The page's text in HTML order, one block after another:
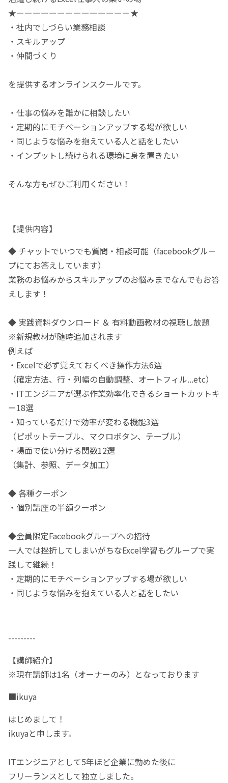
★ーーーーーーーーーーーーーー★
・社内でしづらい業務相談
・スキルアップ
・仲間づくり
を提供するオンラインスクールです。
・仕事の悩みを誰かに相談したい
・定期的にモチベーションアップする場が欲しい
・同じような悩みを抱えている人と話をしたい
・インプットし続けられる環境に身を置きたい
そんな方もぜひご利用ください！
【提供内容】
◆ チャットでいつでも質問・相談可能（facebookグルー
プにてお答えしています）
業務のお悩みからスキルアップのお悩みまでなんでもお答
えします！
◆ 実践資料ダウンロード ＆ 有料動画教材の視聴し放題
※新規教材が随時追加されます
例えば
・Excelで必ず覚えておくべき操作方法6選
（確定方法、行・列幅の自動調整、オートフィル...etc）
・ITエンジニアが選ぶ作業効率化できるショートカットキ
ー18選
・知っているだけで効率が変わる機能3選
（ピポットテーブル、マクロボタン、テーブル）
・場面で使い分ける関数12選
（集計、参照、データ加工）
◆ 各種クーポン
・個別講座の半額クーポン
◆会員限定Facebookグループへの招待
一人では挫折してしまいがちなExcel学習もグループで実
践して継続！
・定期的にモチベーションアップする場が欲しい
・同じような悩みを抱えている人と話をしたい
---------
【講師紹介】
※現在講師は1名（オーナーのみ）となっております
■ikuya
はじめまして！
ikuyaと申します。
ITエンジニアとして5年ほど企業に勤めた後に
フリーランスとして独立しました。